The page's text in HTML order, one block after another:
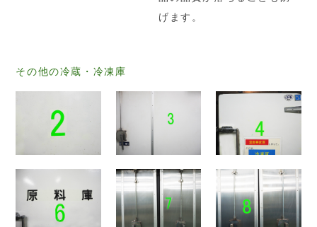
げます。
その他の冷蔵・冷凍庫